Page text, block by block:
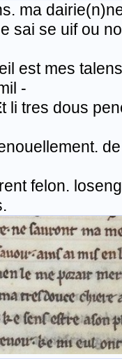
ma
se uif ou
est mes
-
t li tres dous
de toute